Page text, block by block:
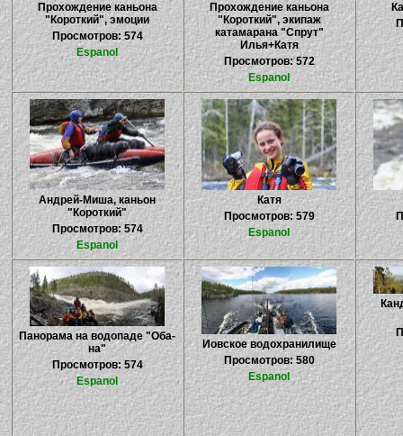
Прохождение каньона
"Короткий", эмоции
Просмотров: 574
Espanol
Прохождение каньона
"Короткий", экипаж
катамарана "Спрут"
Илья+Катя
Просмотров: 572
Espanol
Андрей-Миша, каньон
"Короткий"
Просмотров: 574
Espanol
Катя
Просмотров: 579
Espanol
Панорама на водопаде "Оба-
на"
Просмотров: 574
Espanol
Иовское водохранилище
Просмотров: 580
Espanol